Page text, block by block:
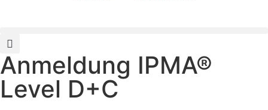
Anmeldung IPMA®
Level D+C